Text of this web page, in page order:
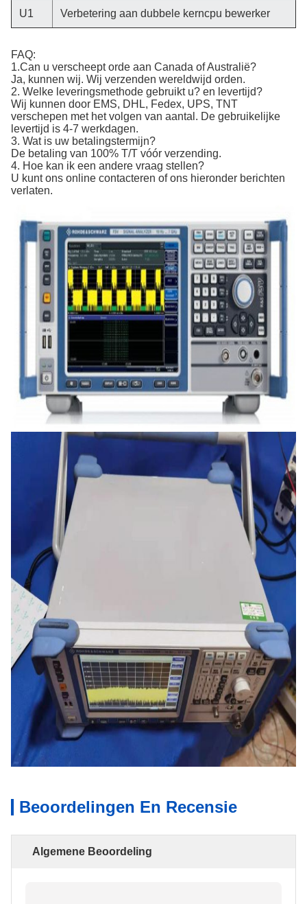
U1 Verbetering aan dubbele kerncpu bewerker
FAQ:
1.Can u verscheept orde aan Canada of Australië?
Ja, kunnen wij. Wij verzenden wereldwijd orden.
2. Welke leveringsmethode gebruikt u? en levertijd?
Wij kunnen door EMS, DHL, Fedex, UPS, TNT
verschepen met het volgen van aantal. De gebruikelijke
levertijd is 4-7 werkdagen.
3. Wat is uw betalingstermijn?
De betaling van 100% T/T vóór verzending.
4. Hoe kan ik een andere vraag stellen?
U kunt ons online contacteren of ons hieronder berichten
verlaten.
Beoordelingen En Recensie
Algemene Beoordeling